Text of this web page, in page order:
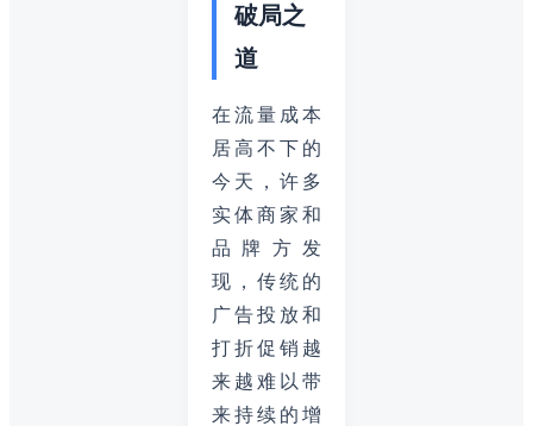
破局之
道
在流量成本
居高不下的
今天，许多
实体商家和
品牌方发
现，传统的
广告投放和
打折促销越
来越难以带
来持续的增